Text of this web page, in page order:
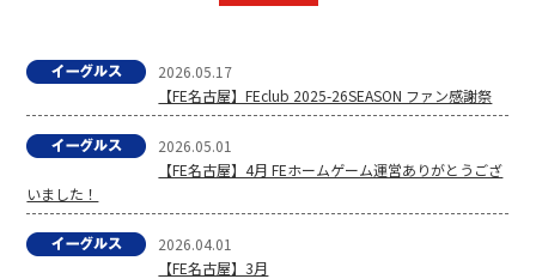
2026.05.17
【FE名古屋】FEclub 2025-26SEASON ファン感謝祭
2026.05.01
【FE名古屋】4月 FEホームゲーム運営ありがとうござ
いました！
2026.04.01
【FE名古屋】3月